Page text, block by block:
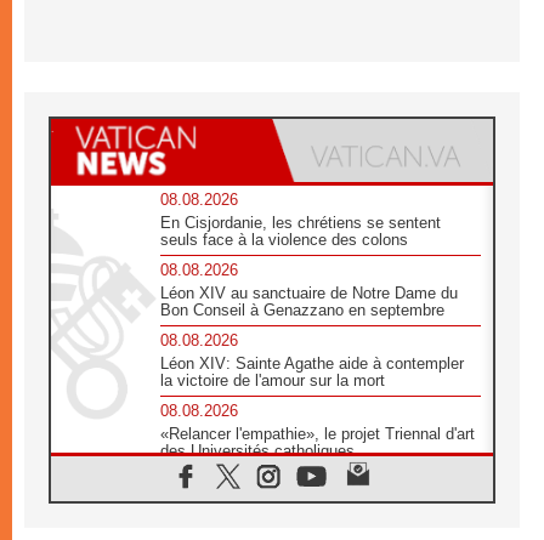
08.08.2026
En Cisjordanie, les chrétiens se sentent
seuls face à la violence des colons
08.08.2026
Léon XIV au sanctuaire de Notre Dame du
Bon Conseil à Genazzano en septembre
08.08.2026
Léon XIV: Sainte Agathe aide à contempler
la victoire de l'amour sur la mort
08.08.2026
«Relancer l'empathie», le projet Triennal d'art
des Universités catholiques
08.08.2026
Signis 2026, donner la parole aux religieuses